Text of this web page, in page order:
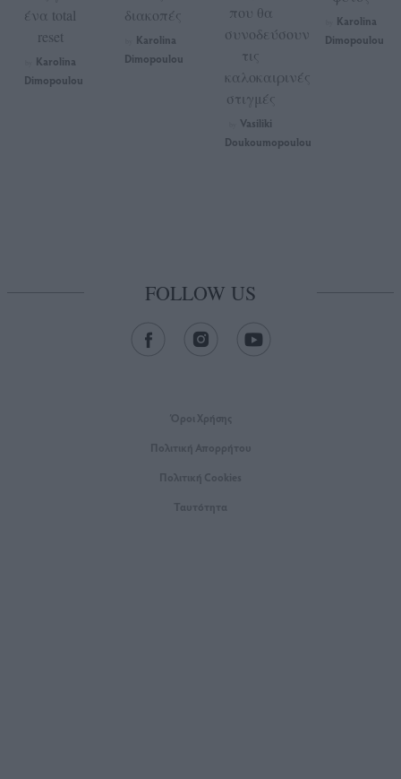
ένα total
reset
Karolina
Dimopoulou
διακοπές
Karolina
Dimopoulou
που θα
συνοδεύσουν
τις
καλοκαιρινές
στιγμές
Vasiliki
Doukoumopoulou
Karolina
Dimopoulou
FOLLOW US
Όροι Xρήσης
Πολιτική Απορρήτου
Πολιτική Cookies
Ταυτότητα